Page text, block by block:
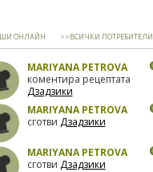
ОНЛАЙН >>ВСИЧКИ ПОТРЕБИТЕЛИ
MARIYANA PETROVA
коментира рецептата
Дзадзики
MARIYANA PETROVA
сготви Дзадзики
MARIYANA PETROVA
сготви Дзадзики